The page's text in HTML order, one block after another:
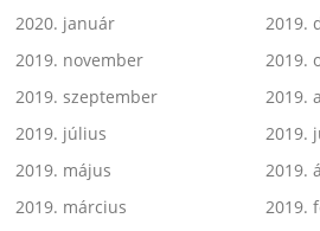
2020. január
2019.
2019. november
2019.
2019. szeptember
2019.
2019. július
2019.
2019. május
2019.
2019. március
2019.